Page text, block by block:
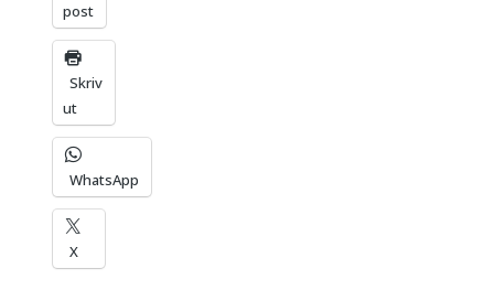
post
Skriv
ut
WhatsApp
X